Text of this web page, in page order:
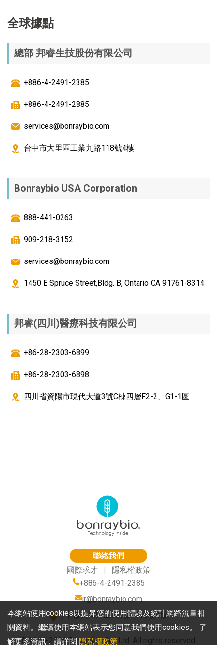
全球據點
總部 邦睿生技股份有限公司
+886-4-2491-2385
+886-4-2491-2885
services@bonraybio.com
台中市大里區工業九路118號4樓
Bonraybio USA Corporation
888-441-0263
909-218-3152
services@bonraybio.com
1450 E Spruce Street,Bldg. B, Ontario CA 91761-8314
邦睿(四川)醫療科技有限公司
+86-28-2303-6899
+86-28-2303-6898
四川省資陽市現代大道3號C棟四層F2-2、G1-1區
聯絡我們
國際求才
隱私權政策
+886-4-2491-2385
ir@bonraybio.com
台中市大里區工業九路118號4樓
© 2016-2026 Bonraybio Co., Ltd. All rights reserved.
本網站使用cookies以提昇您的使用體驗及統計網路流量相
關資料。繼續使用本網站表示您同意我們使用cookies。 了
解更多資訊，請詳閱隱私權政策